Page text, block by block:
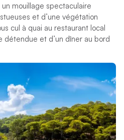
un mouillage spectaculaire
et d’une végétation
cul à quai au restaurant local
détendue et d’un dîner au bord